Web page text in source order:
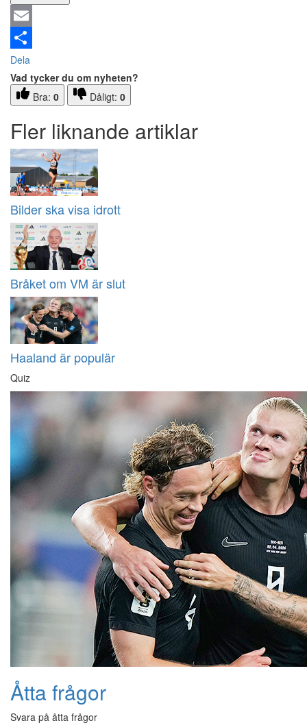
Email
Dela
Vad tycker du om nyheten?
Bra: 0 Dåligt: 0
Fler liknande artiklar
Bilder ska visa idrott
Bråket om VM är slut
Haaland är populär
Quiz
Åtta frågor
Svara på åtta frågor